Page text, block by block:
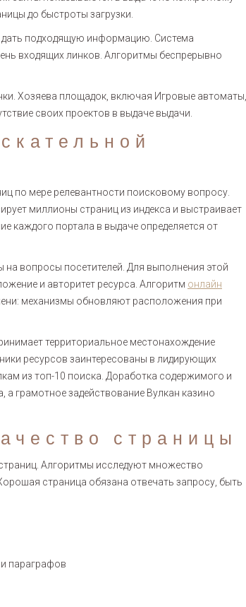
до быстроты загрузки.
подходящую информацию. Система
входящих линков. Алгоритмы беспрерывно
Хозяева площадок, включая Игровые автоматы,
своих проектов в выдаче выдачи.
по мере релевантности поисковому вопросу.
миллионы страниц из индекса и выстраивает
каждого портала в выдаче определяется от
вопросы посетителей. Для выполнения этой
и авторитет ресурса. Алгоритм онлайн
механизмы обновляют расположения при
территориальное местонахождение
ресурсов заинтересованы в лидирующих
из топ-10 поиска. Доработка содержимого и
а грамотное задействование Вулкан казино
страницы
Алгоритмы исследуют множество
страница обязана отвечать запросу, быть
параграфов